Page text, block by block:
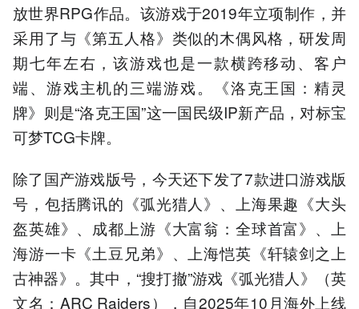
放世界RPG作品。该游戏于2019年立项制作，并
采用了与《第五人格》类似的木偶风格，研发周
期七年左右，该游戏也是一款横跨移动、客户
端、游戏主机的三端游戏。《洛克王国：精灵
牌》则是“洛克王国”这一国民级IP新产品，对标宝
可梦TCG卡牌。
除了国产游戏版号，今天还下发了7款进口游戏版
号，包括腾讯的《弧光猎人》、上海果趣《大头
盔英雄》、成都上游《大富翁：全球首富》、上
海游一卡《土豆兄弟》、上海恺英《轩辕剑之上
古神器》。其中，“搜打撤”游戏《弧光猎人》（英
文名：ARC Raiders），自2025年10月海外上线